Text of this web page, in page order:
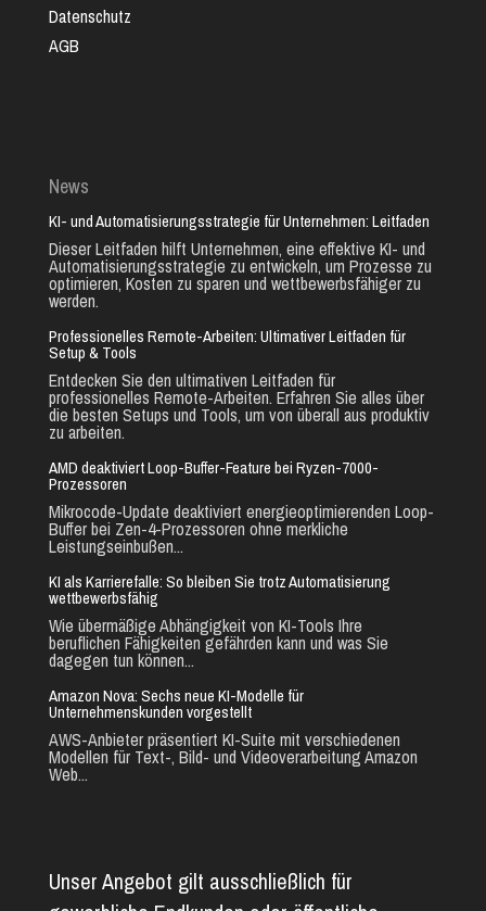
Datenschutz
AGB
News
KI- und Automatisierungsstrategie für Unternehmen: Leitfaden
Dieser Leitfaden hilft Unternehmen, eine effektive KI- und
Automatisierungsstrategie zu entwickeln, um Prozesse zu
optimieren, Kosten zu sparen und wettbewerbsfähiger zu
werden.
Professionelles Remote-Arbeiten: Ultimativer Leitfaden für
Setup & Tools
Entdecken Sie den ultimativen Leitfaden für
professionelles Remote-Arbeiten. Erfahren Sie alles über
die besten Setups und Tools, um von überall aus produktiv
zu arbeiten.
AMD deaktiviert Loop-Buffer-Feature bei Ryzen-7000-
Prozessoren
Mikrocode-Update deaktiviert energieoptimierenden Loop-
Buffer bei Zen-4-Prozessoren ohne merkliche
Leistungseinbußen...
KI als Karrierefalle: So bleiben Sie trotz Automatisierung
wettbewerbsfähig
Wie übermäßige Abhängigkeit von KI-Tools Ihre
beruflichen Fähigkeiten gefährden kann und was Sie
dagegen tun können...
Amazon Nova: Sechs neue KI-Modelle für
Unternehmenskunden vorgestellt
AWS-Anbieter präsentiert KI-Suite mit verschiedenen
Modellen für Text-, Bild- und Videoverarbeitung Amazon
Web...
Unser Angebot gilt ausschließlich für